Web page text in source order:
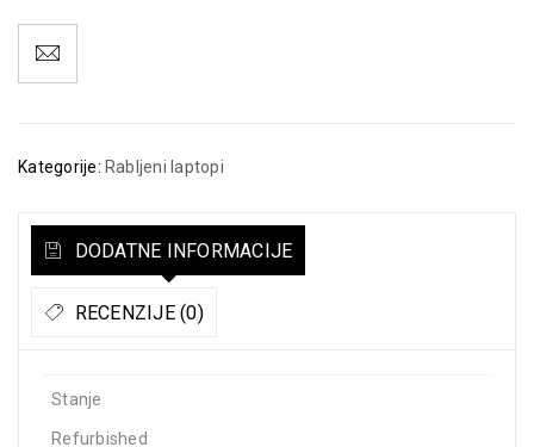
Kategorije: Rabljeni laptopi
DODATNE INFORMACIJE
RECENZIJE (0)
Stanje
Refurbished